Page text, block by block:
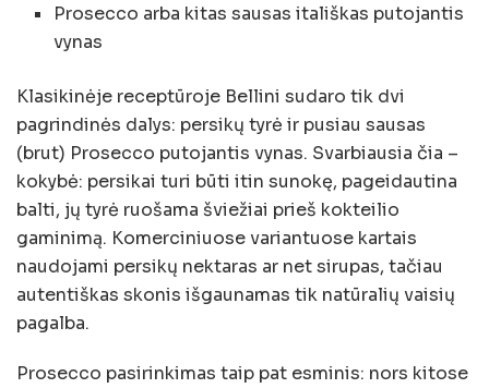
Prosecco arba kitas sausas itališkas putojantis
vynas
Klasikinėje receptūroje Bellini sudaro tik dvi
pagrindinės dalys: persikų tyrė ir pusiau sausas
(brut) Prosecco putojantis vynas. Svarbiausia čia –
kokybė: persikai turi būti itin sunokę, pageidautina
balti, jų tyrė ruošama šviežiai prieš kokteilio
gaminimą. Komerciniuose variantuose kartais
naudojami persikų nektaras ar net sirupas, tačiau
autentiškas skonis išgaunamas tik natūralių vaisių
pagalba.
Prosecco pasirinkimas taip pat esminis: nors kitose